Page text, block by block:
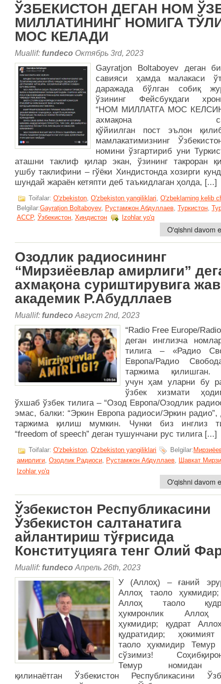
ЎЗБЕКИСТОН ДЕГАН НОМ
МИЛЛАТИНИНГ НОМИГА
МОС КЕЛАДИ
Muallif: fundeco Октябрь 3rd, 2023
Gayratjon Boltaboyev деган
савияси ҳамда малакаси
даражада бўлган собиқ
ўзининг Фейсбукдаги
“НОМ МИЛЛАТГА МОС
ахмақона
қўйиилган пост эълон
мамлакатимизнинг
номини ўзгартириб уни
аташни таклиф қилар экан, ўзининг такроран
ушбу таклифини – гўёки Хиндистонда хозирги
шундай жараён кетяпти деб таъкидлаган ҳолда, [...]
Toifalar: O'zbekiston O'zbekiston yangiliklari O'zbeklarning kelib
Belgilar:Gayratjon Boltaboyev, Рустамжон Абдуллаев, Туркистон,
АССР, Ўзбекистон, Ҳиндистон Izohlar yo'q
O'qishni davom
Озодлик радиосининг
“Мирзиёевлар амирлиги”
ахмақона суриштирувига
академик Р.Абудллаев
Muallif: fundeco Август 2nd, 2023
“Radio Free Europe/
деган инглизча
тилига – «Радио
Европа/Радио
таржима қилишган.
учун ҳам уларни бу
ўзбек хизмати
ўхшаб ўзбек тилига – “Озод Европа/Озодлик
эмас, балки: “Эркин Европа радиоси/Эркин радио”,
таржима қилиш мумкин. Чунки биз инглиз
“freedom of speech” деган тушунчани рус тилига [...]
Toifalar: O'zbekiston, O'zbekiston yangiliklari Belgilar:
амирлиги, Озодлик Радиоси, Рустамжон Абдуллаев, Шавкат
Izohlar yo'q
O'qishni davom
Ўзбекистон Республикасини
Ўзбекистон салтанатига
айлантириш тўғрисида
Конституцияга тенг Олий
Muallif: fundeco Апрель 26th, 2023
У (Аллоҳ) – ғаний
Аллоҳ таоло ҳукмидир;
Аллоҳ таоло
ҳукмронлик Аллоҳ
ҳукмидир; қудрат
қудратидир;
таоло ҳукмидир Темур
сўзимиз!
Темур номидан
қилинаётган Ўзбекистон Республикасини